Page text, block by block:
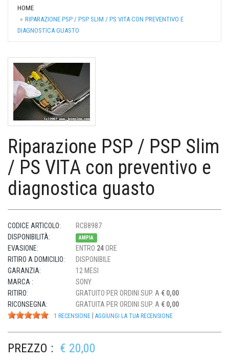
HOME
RIPARAZIONE PSP / PSP SLIM / PS VITA CON PREVENTIVO E
DIAGNOSTICA GUASTO
Riparazione PSP / PSP Slim
/ PS VITA con preventivo e
diagnostica guasto
CODICE ARTICOLO:
RCB8987
DISPONIBILITÀ:
AMPIA
EVASIONE: ENTRO 24ORE
RITIRO A DOMICILIO:
DISPONIBILE
GARANZIA:
12 MESI
MARCA :
SONY
RITIRO:
GRATUITO PER ORDINI SUP. A € 0,00
RICONSEGNA:
GRATUITA PER ORDINI SUP. A € 0,00
1 RECENSIONE AGGIUNGI LA TUA RECENSIONE
PREZZO : € 20,00